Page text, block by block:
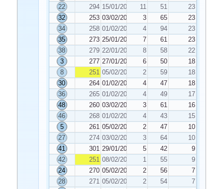
22
294 15/01/2025 11 51
23
32
253 03/02/2025 3 65
23
34
258 01/02/2025 4 94
23
35
273 25/01/2025 7 61
23
38
279 22/01/2025 8 58
22
3
277 27/01/2025 6 50
18
8
251 05/02/2025 2 59
18
30
264 01/02/2025 4 47
18
36
265 01/02/2025 4 49
17
48
260 03/02/2025 3 61
16
46
268 01/02/2025 4 43
15
5
261 05/02/2025 2 47
10
27
274 03/02/2025 3 64
10
41
301 29/01/2025 5 42
9
42
251 08/02/2025 1 55
9
24
270 05/02/2025 2 56
7
28
271 05/02/2025 2 54
7